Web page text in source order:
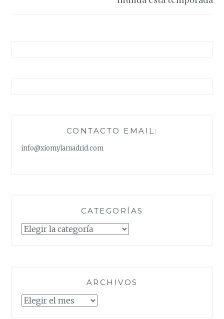
CONTACTO EMAIL:
info@xiomylamadrid.com
CATEGORÍAS
Categorías
ARCHIVOS
Archivos